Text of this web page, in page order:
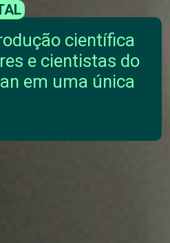
científica
e cientistas do
em uma única